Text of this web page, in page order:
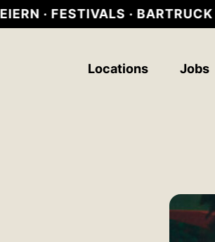
· BARTRUCK ·
Locations Jobs